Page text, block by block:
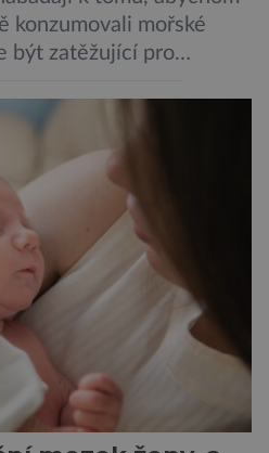
konzumovali mořské
být zatěžující pro
konzervované
dovolit opravdu každý
izolované
konzervy kompletní
specialista Colin
[…]